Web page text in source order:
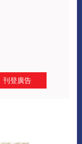
刊登廣告